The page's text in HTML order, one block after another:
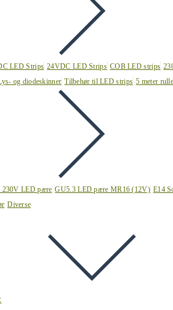
LED Strips 24VDC LED Strips COB LED strips
og diodeskinner Tilbehør til LED strips 5 meter
230V LED pære GU5.3 LED pære MR16 (12V) E14
Diverse